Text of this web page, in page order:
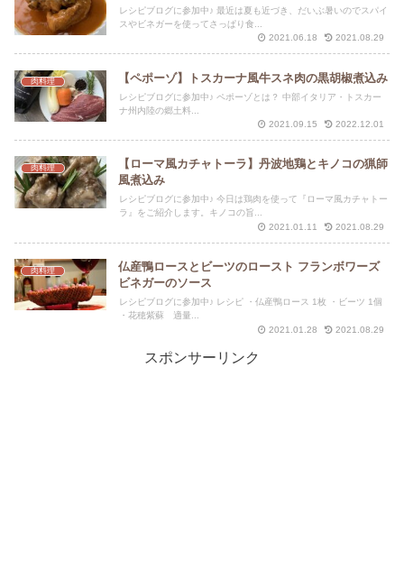
レシピブログに参加中♪ 最近は夏も近づき、だいぶ暑いのでスパイ
スやビネガーを使ってさっぱり食...
2021.06.18
2021.08.29
肉料理 【ペポーゾ】トスカーナ風牛スネ肉の黒胡椒煮込み
レシピブログに参加中♪ ペポーゾとは？ 中部イタリア・トスカー
ナ州内陸の郷土料...
2021.09.15
2022.12.01
肉料理
【ローマ風カチャトーラ】丹波地鶏とキノコの猟師
風煮込み
レシピブログに参加中♪ 今日は鶏肉を使って『ローマ風カチャトー
ラ』をご紹介します。キノコの旨...
2021.01.11
2021.08.29
肉料理
仏産鴨ロースとビーツのロースト フランボワーズ
ビネガーのソース
レシピブログに参加中♪ レシピ ・仏産鴨ロース 1枚 ・ビーツ 1個
・花穂紫蘇 適量...
2021.01.28
2021.08.29
スポンサーリンク